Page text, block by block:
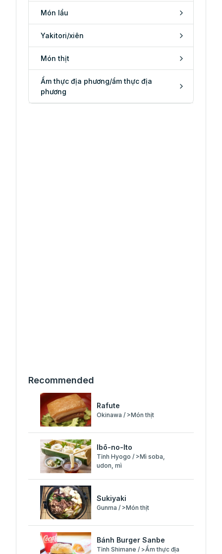
Món lẩu
Yakitori/xiên
Món thịt
Ẩm thực địa phương/ẩm thực địa
phương
Recommended
Rafute
Okinawa / >Món thịt
Ibō-no-Ito
Tỉnh Hyogo / >Mì soba,
udon, mì
Sukiyaki
Gunma / >Món thịt
Bánh Burger Sanbe
Tỉnh Shimane / >Ẩm thực địa